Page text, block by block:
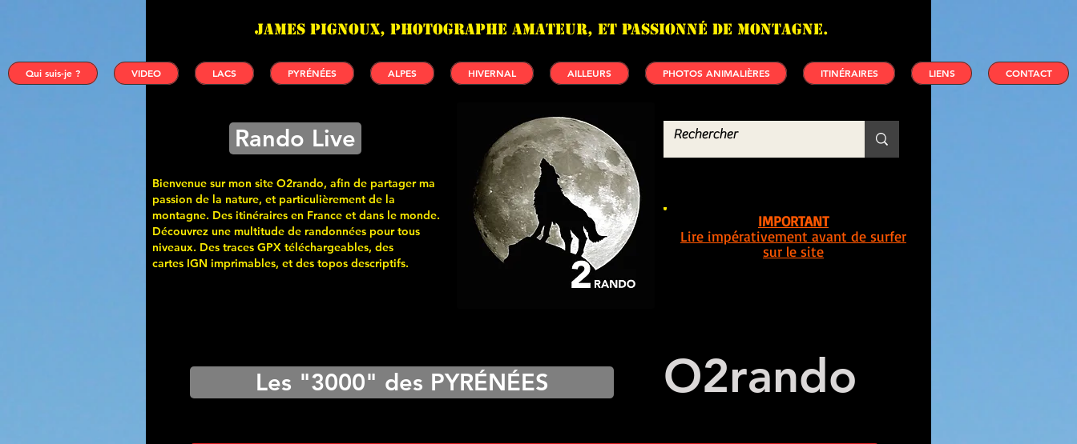
James PIGNOUX, photographe amateur, et passionné de montagne.
Qui suis-je ? VIDEO LACS PYRÉNÉES ALPES HIVERNAL AILLEURS PHOTOS ANIMALIÈRES ITINÉRAIRES LIENS CONTACT
Rando Live
Bienvenue sur mon site O2rando, afin de partager ma
passion de la nature, et particulièrement de la
montagne. Des itinéraires en France et dans le monde.
Découvrez une multitude de randonnées pour tous
niveaux. Des traces GPX téléchargeables, des
cartes IGN imprimables, et des topos descriptifs.
IMPORTANT
Lire impérativement avant de surfer
sur le site
Les "3000" des PYRÉNÉES O2rando